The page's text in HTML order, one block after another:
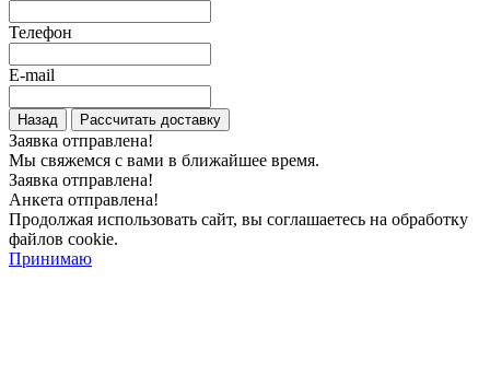
Телефон
E-mail
Назад Рассчитать доставку
Заявка отправлена!
Мы свяжемся с вами в ближайшее время.
Заявка отправлена!
Анкета отправлена!
Продолжая использовать сайт, вы соглашаетесь на обработку
файлов cookie.
Принимаю